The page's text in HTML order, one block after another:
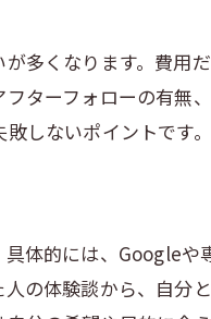
さ
多くなります。費用
ターフォローの有無
しないポイントです。
体的には、Googleや
の体験談から、自分